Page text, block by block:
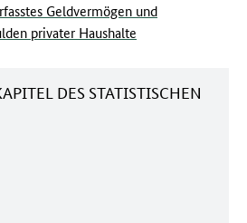
Geldvermögen und
privater Haushalte
DES STATISTISCHEN